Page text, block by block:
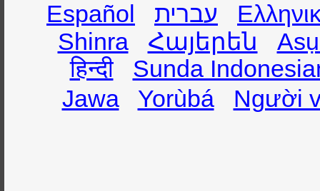
Español
עברית
Shinra
Հայերեն
हिन्दी
Sunda
Jawa
Yorùbá Người